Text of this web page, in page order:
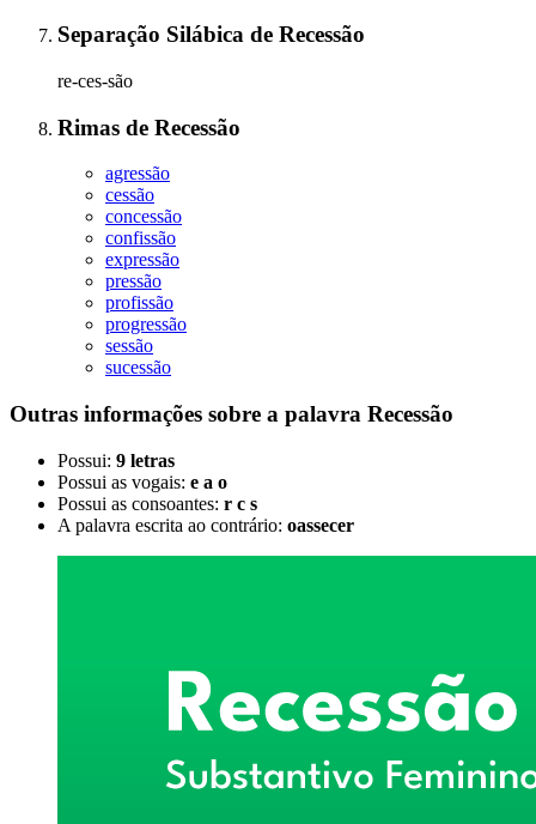
Separação Silábica de Recessão
re-ces-são
Rimas de Recessão
agressão
cessão
concessão
confissão
expressão
pressão
profissão
progressão
sessão
sucessão
Outras informações sobre a palavra Recessão
Possui: 9 letras
Possui as vogais: e a o
Possui as consoantes: r c s
A palavra escrita ao contrário: oassecer